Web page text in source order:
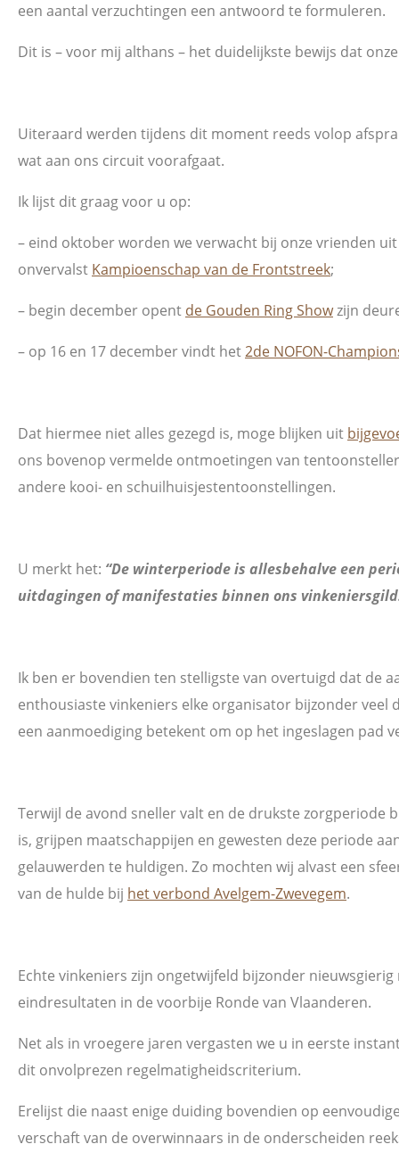
een aantal verzuchtingen een antwoord te formuleren.
Dit is – voor mij althans – het duidelijkste bewijs dat
Uiteraard werden tijdens dit moment reeds volop
wat aan ons circuit voorafgaat.
Ik lijst dit graag voor u op:
– eind oktober worden we verwacht bij onze vrienden
onvervalst Kampioenschap van de Frontstreek;
– begin december opent de Gouden Ring Showzijn
– op 16 en 17 december vindt het2de NOFON-
Dat hiermee niet alles gezegd is, moge blijken uit
ons bovenop vermelde ontmoetingen van
andere kooi- en schuilhuisjestentoonstellingen.
U merkt het: “De winterperiode is allesbehalve een
uitdagingen of manifestaties binnen ons
Ik ben er bovendien ten stelligste van overtuigd dat de
enthousiaste vinkeniers elke organisator bijzonder veel
een aanmoediging betekent om op het ingeslagen pad
Terwijl de avond sneller valt en de drukste zorgperiode
is, grijpen maatschappijen en gewesten deze periode
gelauwerden te huldigen. Zo mochten wij alvast een
van de hulde bij het verbond Avelgem-Zwevegem.
Echte vinkeniers zijn ongetwijfeld bijzonder nieuwsgierig
eindresultaten in de voorbije Ronde van Vlaanderen.
Net als in vroegere jaren vergasten we u in eerste
dit onvolprezen regelmatigheidscriterium.
Erelijst die naast enige duiding bovendien op
verschaft van de overwinnaars in de onderscheiden